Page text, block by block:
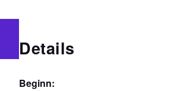
Details
Beginn: